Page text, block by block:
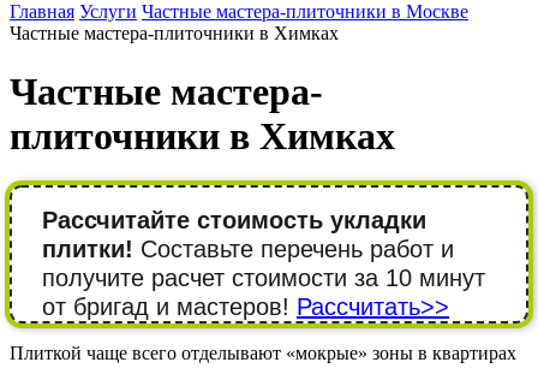
Главная Услуги Частные мастера-плиточники в Москве
Частные мастера-плиточники в Химках
Частные мастера-
плиточники в Химках
Рассчитайте стоимость укладки
плитки! Составьте перечень работ и
получите расчет стоимости за 10 минут
от бригад и мастеров! Рассчитать>>
Плиткой чаще всего отделывают «мокрые» зоны в квартирах